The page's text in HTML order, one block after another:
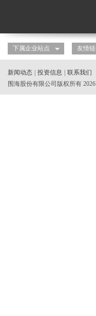
新闻动态 投资信息
联系我们
围海股份有限公司版权所有 2026